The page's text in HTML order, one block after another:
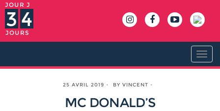
JOUR J
3 4
JOURS
25 AVRIL 2019 BY VINCENT
MC DONALD’S